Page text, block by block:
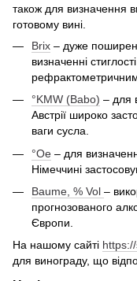
також для визначення
готовому вині.
Brix – дуже
визначенні
°KMW (Babo) – для
Австрії широко
ваги сусла.
°Oe – для
Німеччині
Baume, % Vol –
прогнозованого
Європи.
На нашому сайті
для винограду, що